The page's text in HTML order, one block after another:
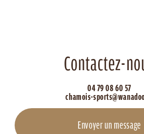
Contactez-
04 79 08 60 57
chamois-
Envoyer un message